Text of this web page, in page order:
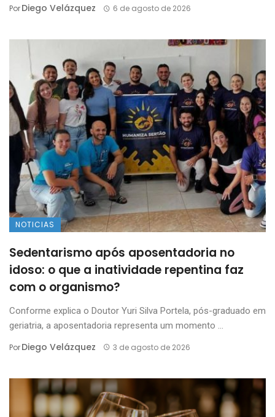
PorDiego Velázquez 6 de agosto de 2026
NOTICIAS
Sedentarismo após aposentadoria no
idoso: o que a inatividade repentina faz
com o organismo?
Conforme explica o Doutor Yuri Silva Portela, pós-graduado em
geriatria, a aposentadoria representa um momento ...
PorDiego Velázquez 3 de agosto de 2026